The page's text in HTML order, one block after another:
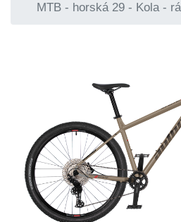
MTB - horská 29 - Kola -